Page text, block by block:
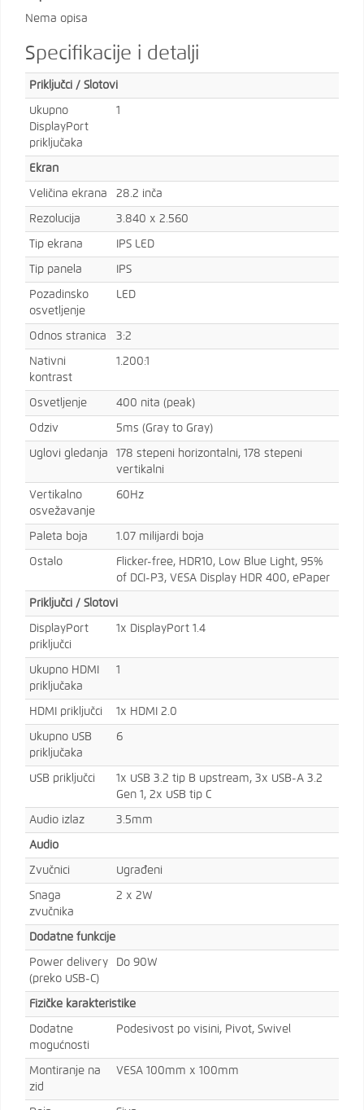
Nema opisa
Specifikacije i detalji
Priključci / Slotovi
Ukupno
DisplayPort
priključaka
1
Ekran
Veličina ekrana 28.2 inča
Rezolucija 3.840 x 2.560
Tip ekrana IPS LED
Tip panela IPS
Pozadinsko
osvetljenje
LED
Odnos stranica 3:2
Nativni
kontrast
1.200:1
Osvetljenje 400 nita (peak)
Odziv 5ms (Gray to Gray)
Uglovi gledanja
178 stepeni horizontalni, 178 stepeni
vertikalni
Vertikalno
osvežavanje
60Hz
Paleta boja 1.07 milijardi boja
Ostalo
Flicker-free, HDR10, Low Blue Light, 95%
of DCI-P3, VESA Display HDR 400, ePaper
Priključci / Slotovi
DisplayPort
priključci
1x DisplayPort 1.4
Ukupno HDMI
priključaka
1
HDMI priključci 1x HDMI 2.0
Ukupno USB
priključaka
6
USB priključci
1x USB 3.2 tip B upstream, 3x USB-A 3.2
Gen 1, 2x USB tip C
Audio izlaz 3.5mm
Audio
Zvučnici Ugrađeni
Snaga
zvučnika
2 x 2W
Dodatne funkcije
Power delivery
(preko USB-C)
Do 90W
Fizičke karakteristike
Dodatne
mogućnosti
Podesivost po visini, Pivot, Swivel
Montiranje na
zid
VESA 100mm x 100mm